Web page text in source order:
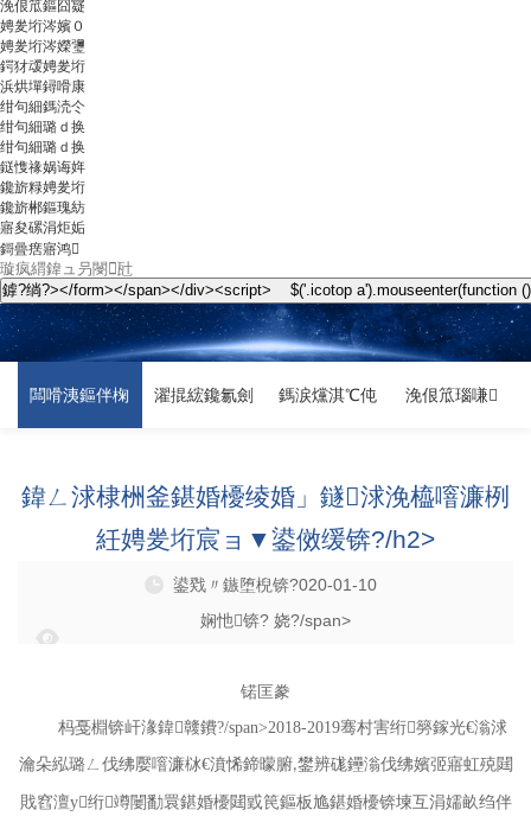
浼佷笟鏂囧寲
娉夎垳涔嬪０
娉夎垳涔嬫瓕
鍔犲叆娉夎垳
浜烘墠鐞嗗康
绀句細鎷涜仒
绀句細璐ｄ换
绀句細璐ｄ换
鎹愯禒娲诲姩
鑱旂粶娉夎垳
鑱旂郴鏂瑰紡
寤夋磥涓炬姤
鎶曡瘔寤鸿
闆嗗洟鏂伴椈 濯掍綋鑱氱劍 鎷涙爣淇℃伅 浼佷笟瑙嗛
鍏ㄥ浗棣栦釜鍖婚櫌绫婚」鐩浗浼橀噾濂栵
紝娉夎垳宸ョ▼鍙傚缓锛?/h2>
鍙戣〃鏃堕棿锛?020-01-10
娴忚锛? 娆?/span>
锘匡豢
杩戞棩锛屽湪鍏竷鐨?/span>2018-2019骞村害绗簩鎵光€滃浗
瀹朵紭璐ㄥ伐绋嬮噾濂栤€濆悕鍗曚腑,鐢辨硥鑸滃伐绋嬪弬寤虹殑閮
戝窞澶у绗竴闄勫睘鍖婚櫌閮戜笢鏂板尯鍖婚櫌锛堜互涓嬬畝绉伴